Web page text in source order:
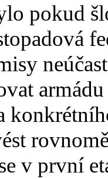
pokud
v první